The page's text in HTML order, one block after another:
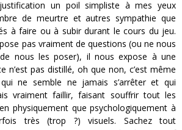
un poil simpliste à mes yeux
de meurtre et autres sympathie que
à faire ou à subir durant le cours du jeu.
pas vraiment de questions (ou ne nous
nous les poser), il nous expose à une
n’est pas distillé, oh que non, c’est même
ne semble ne jamais s’arrêter et qui
vraiment faillir, faisant souffrir tout les
physiquement que psychologiquement à
très (trop ?) visuels. Sachez tout